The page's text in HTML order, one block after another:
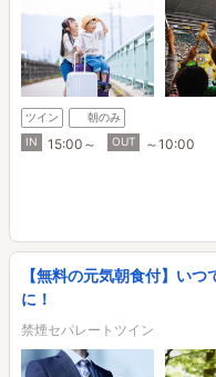
ツイン
朝のみ
IN
15:00～ OUT ～10:00
【無料の元気朝食付】い
に！
禁煙セパレートツイン